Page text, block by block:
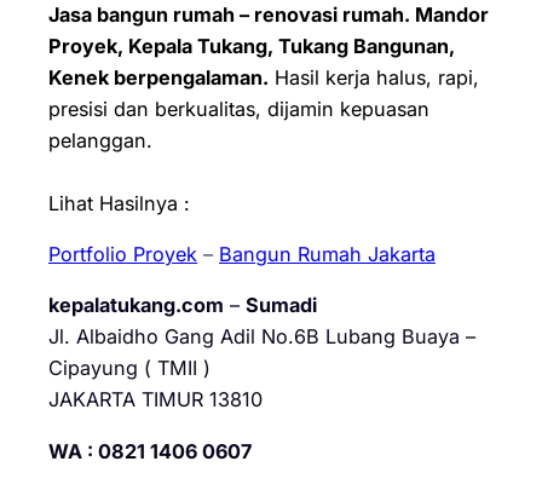
Jasa bangun rumah – renovasi rumah. Mandor
Proyek, Kepala Tukang, Tukang Bangunan,
Kenek berpengalaman. Hasil kerja halus, rapi,
presisi dan berkualitas, dijamin kepuasan
pelanggan.
Lihat Hasilnya :
Portfolio Proyek – Bangun Rumah Jakarta
kepalatukang.com – Sumadi
Jl. Albaidho Gang Adil No.6B Lubang Buaya –
Cipayung ( TMII )
JAKARTA TIMUR 13810
WA : 0821 1406 0607